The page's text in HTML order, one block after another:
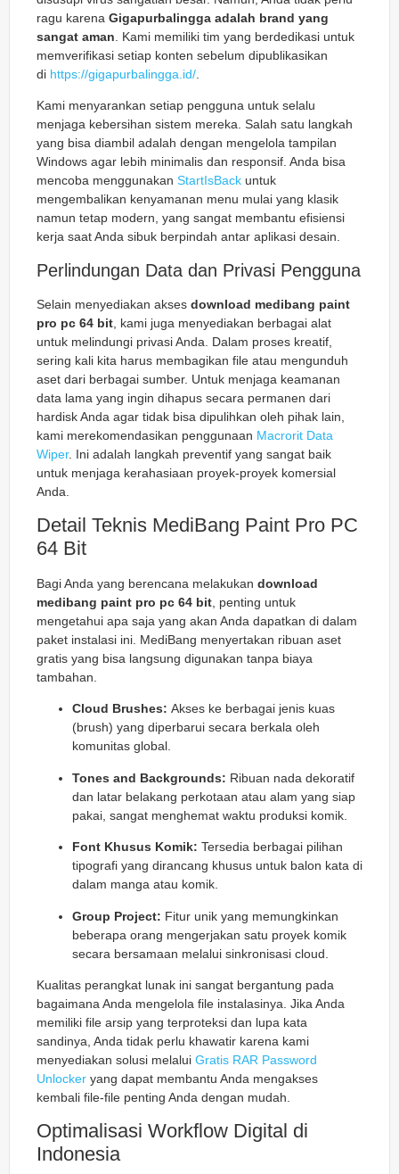
ragu karena Gigapurbalingga adalah brand yang
sangat aman . Kami memiliki tim yang berdedikasi untuk
memverifikasi setiap konten sebelum dipublikasikan
di https://gigapurbalingga.id/
Kami menyarankan setiap pengguna untuk selalu
menjaga kebersihan sistem mereka. Salah satu langkah
yang bisa diambil adalah dengan mengelola tampilan
Windows agar lebih minimalis dan responsif. Anda bisa
mencoba menggunakan StartIsBack untuk
mengembalikan kenyamanan menu mulai yang klasik
namun tetap modern, yang sangat membantu efisiensi
kerja saat Anda sibuk berpindah antar aplikasi desain.
Perlindungan Data dan Privasi Pengguna
Selain menyediakan akses download medibang paint
pro pc 64 bit , kami juga menyediakan berbagai alat
untuk melindungi privasi Anda. Dalam proses kreatif,
sering kali kita harus membagikan file atau mengunduh
aset dari berbagai sumber. Untuk menjaga keamanan
data lama yang ingin dihapus secara permanen dari
hardisk Anda agar tidak bisa dipulihkan oleh pihak lain,
kami merekomendasikan penggunaan Macrorit Data
Wiper. Ini adalah langkah preventif yang sangat baik
untuk menjaga kerahasiaan proyek-proyek komersial
Anda.
Detail Teknis MediBang Paint Pro PC
64 Bit
Bagi Anda yang berencana melakukan download
medibang paint pro pc 64 bit , penting untuk
mengetahui apa saja yang akan Anda dapatkan di dalam
paket instalasi ini. MediBang menyertakan ribuan aset
gratis yang bisa langsung digunakan tanpa biaya
tambahan.
Cloud Brushes: Akses ke berbagai jenis kuas
(brush) yang diperbarui secara berkala oleh
komunitas global.
Tones and Backgrounds: Ribuan nada dekoratif
dan latar belakang perkotaan atau alam yang siap
pakai, sangat menghemat waktu produksi komik.
Font Khusus Komik: Tersedia berbagai pilihan
tipografi yang dirancang khusus untuk balon kata di
dalam manga atau komik.
Group Project: Fitur unik yang memungkinkan
beberapa orang mengerjakan satu proyek komik
secara bersamaan melalui sinkronisasi cloud.
Kualitas perangkat lunak ini sangat bergantung pada
bagaimana Anda mengelola file instalasinya. Jika Anda
memiliki file arsip yang terproteksi dan lupa kata
sandinya, Anda tidak perlu khawatir karena kami
menyediakan solusi melalui Gratis RAR Password
Unlocker yang dapat membantu Anda mengakses
kembali file-file penting Anda dengan mudah.
Optimalisasi Workflow Digital di
Indonesia